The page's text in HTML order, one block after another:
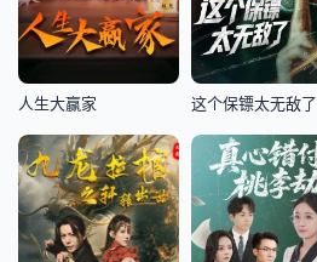
人生大赢家 这个保镖太无敌了